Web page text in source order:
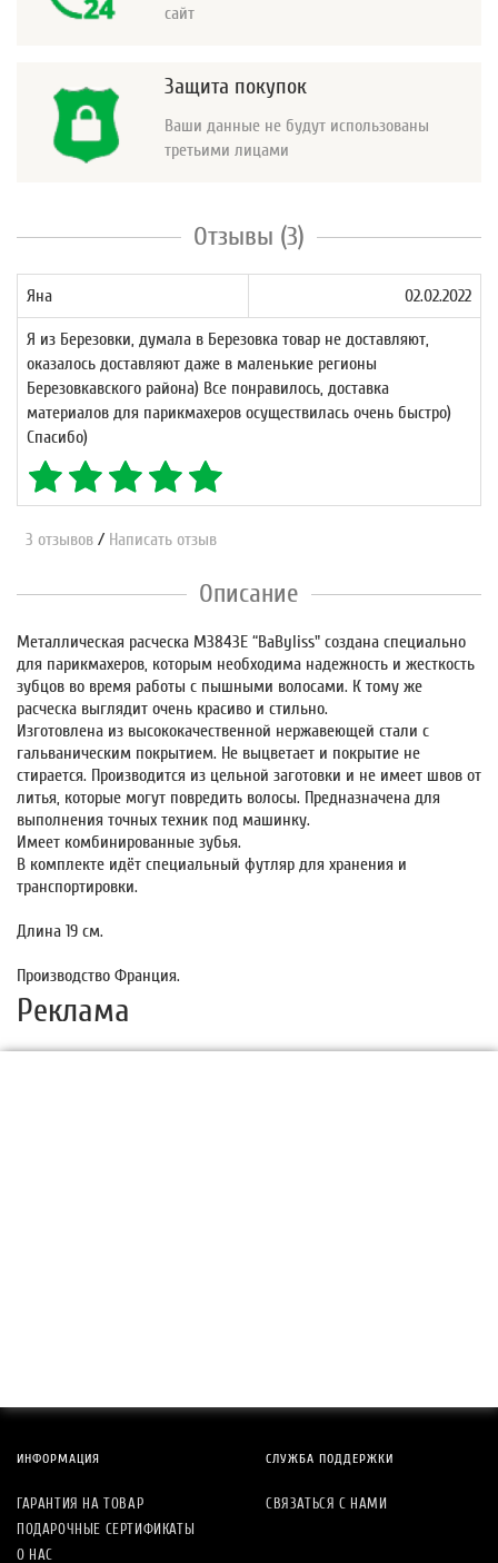
сайт
Защита покупок
Ваши данные не будут использованы
третьими лицами
Отзывы (3)
Яна 02.02.2022
Я из Березовки, думала в Березовка товар не доставляют,
оказалось доставляют даже в маленькие регионы
Березовкавского района) Все понравилось, доставка
материалов для парикмахеров осуществилась очень быстро)
Спасибо)
3 отзывов / Написать отзыв
Описание
Металлическая расческа М3843Е “BaByliss" создана специально
для парикмахеров, которым необходима надежность и жесткость
зубцов во время работы с пышными волосами. К тому же
расческа выглядит очень красиво и стильно.
Изготовлена из высококачественной нержавеющей стали с
гальваническим покрытием. Не выцветает и покрытие не
стирается. Производится из цельной заготовки и не имеет швов от
литья, которые могут повредить волосы. Предназначена для
выполнения точных техник под машинку.
Имеет комбинированные зубья.
В комплекте идёт специальный футляр для хранения и
транспортировки.
Длина 19 см.
Производство Франция.
Реклама
ИНФОРМАЦИЯ
ГАРАНТИЯ НА ТОВАР
ПОДАРОЧНЫЕ СЕРТИФИКАТЫ
О НАС
СЛУЖБА ПОДДЕРЖКИ
СВЯЗАТЬСЯ С НАМИ